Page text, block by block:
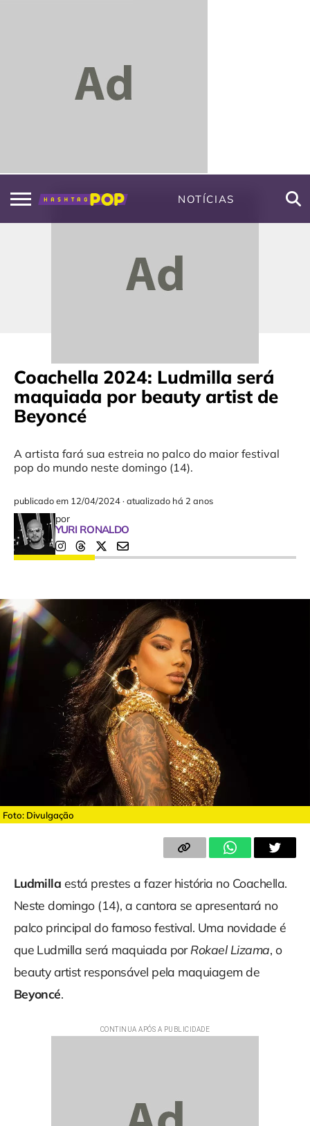
NOTÍCIAS
Coachella 2024: Ludmilla será
maquiada por beauty artist de
Beyoncé
A artista fará sua estreia no palco do maior festival
pop do mundo neste domingo (14).
publicado em 12/04/2024·atualizado há 2 anos
por
YURI RONALDO
Foto: Divulgação
Ludmilla está prestes a fazer história no Coachella.
Neste domingo (14), a cantora se apresentará no
palco principal do famoso festival. Uma novidade é
que Ludmilla será maquiada porRokael Lizama, o
beauty artist responsável pela maquiagem de
Beyoncé.